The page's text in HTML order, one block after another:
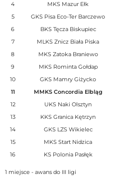
4
MKS Mazur Ełk
5
GKS Pisa Eco-Ter Barczewo
6
BKS Tęcza Biskupiec
7
MLKS Znicz Biała Piska
8
MKS Zatoka Braniewo
9
MKS Rominta Gołdap
10
GKS Mamry Giżycko
11
MMKS Concordia Elbląg
12
UKS Naki Olsztyn
13
KKS Granica Kętrzyn
14
GKS LZS Wikielec
15
MKS Start Nidzica
16
KS Polonia Pasłęk
1 miejsce - awans do III ligi